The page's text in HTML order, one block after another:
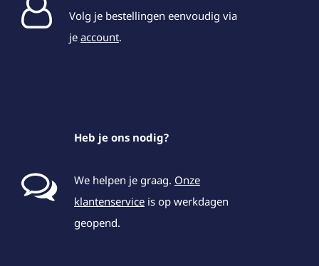
Volg je bestellingen eenvoudig via
je account.
Heb je ons nodig?
We helpen je graag. Onze
klantenservice is op werkdagen
geopend.